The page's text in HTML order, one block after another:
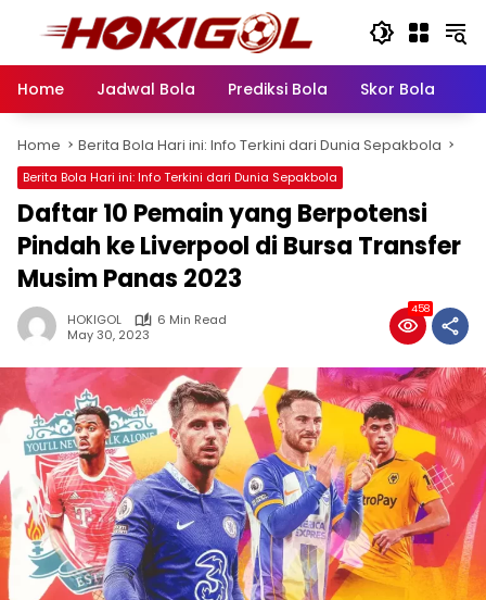
Home
Jadwal Bola Prediksi Bola Skor Bola
Home Berita Bola Hari ini: Info Terkini dari Dunia Sepakbola
Berita Bola Hari ini: Info Terkini dari Dunia Sepakbola
Daftar 10 Pemain yang Berpotensi
Pindah ke Liverpool di Bursa Transfer
Musim Panas 2023
HOKIGOL
6 Min Read
May 30, 2023
458